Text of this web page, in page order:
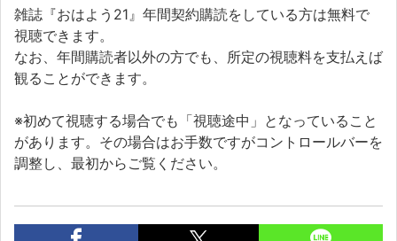
雑誌『おはよう21』年間契約購読をしている方は無料で
視聴できます。
なお、年間購読者以外の方でも、所定の視聴料を支払えば
観ることができます。
※初めて視聴する場合でも「視聴途中」となっていること
があります。その場合はお手数ですがコントロールバーを
調整し、最初からご覧ください。